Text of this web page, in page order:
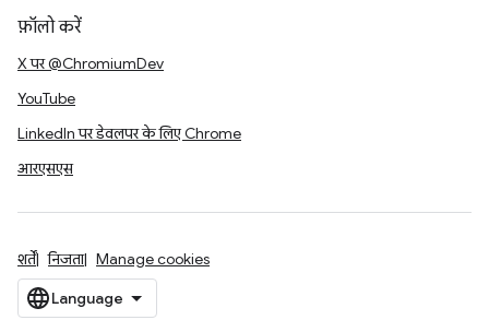
फ़ॉलो करें
X पर @ChromiumDev
YouTube
LinkedIn पर डेवलपर के लिए Chrome
आरएसएस
शर्तें निजता Manage cookies